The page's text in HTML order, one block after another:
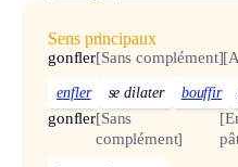
Sens principaux
gonfler[Sans complément]
enfler se dilater bouffir
gonfler[Sans
complément]